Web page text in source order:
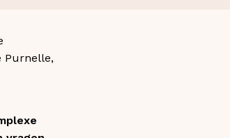
Purnelle,